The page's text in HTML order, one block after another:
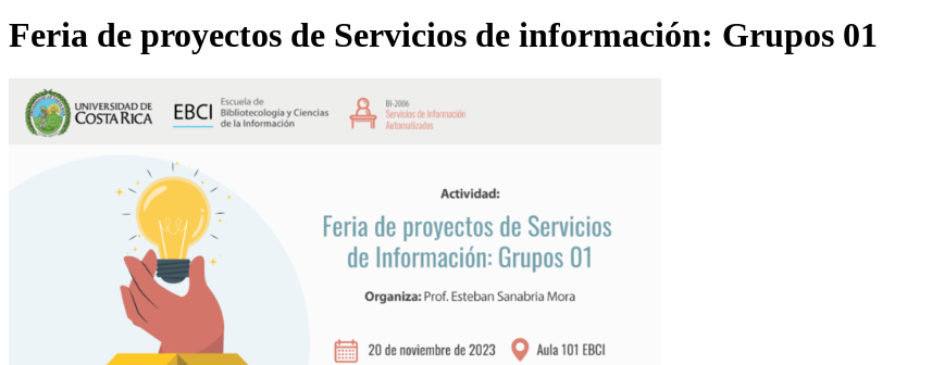
Feria de proyectos de Servicios de información: Grupos 01